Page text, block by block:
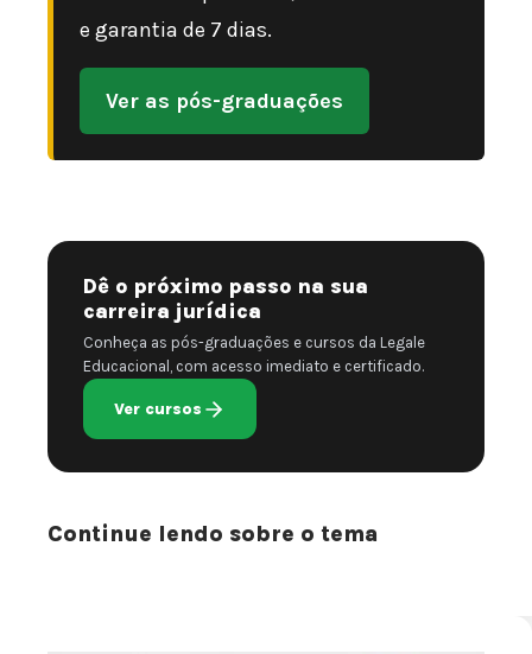
e garantia de 7 dias.
Ver as pós-graduações
Dê o próximo passo na sua
carreira jurídica
Conheça as pós-graduações e cursos da Legale
Educacional, com acesso imediato e certificado.
Ver cursos
Continue lendo sobre o tema